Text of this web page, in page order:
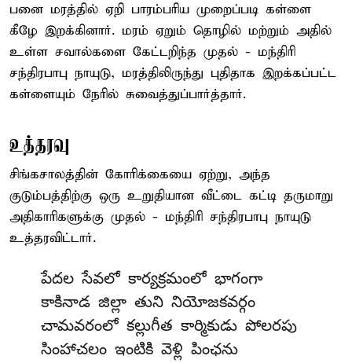
பனை மரத்தில் ஏறி பாரம்பரிய முறைப்படி கள்ளை
கீழே இறக்கினார். மரம் ஏறும் தொழில் மற்றும் அதில்
உள்ள சவால்களை கேட்டறிந்த முதல் - மந்திரி
சந்திரபாபு நாயுடு, மரத்திலிருந்து புதிதாக இறக்கப்பட்ட
கள்ளையும் நேரில் சுவைத்துப்பார்த்தார்.
உத்தரவு
சிங்கசாலத்தின் கோரிக்கையை ஏற்று, அந்த
குடும்பத்திற்கு ஒரு உறுதியான வீட்டை கட்டி தருமாறு
அதிகாரிகளுக்கு முதல் - மந்திரி சந்திரபாபு நாயுடு
உத்தரவிட்டார்.
పేదల సేవలో కార్యక్రమంలో భాగంగా
కాకినాడ జిల్లా తుని నియోజకవర్గం
చామవరంలో కల్లుగీత కార్మికుడు పోలరపు
సింహాచలం ఇంటికి వెళ్లి పింఛను